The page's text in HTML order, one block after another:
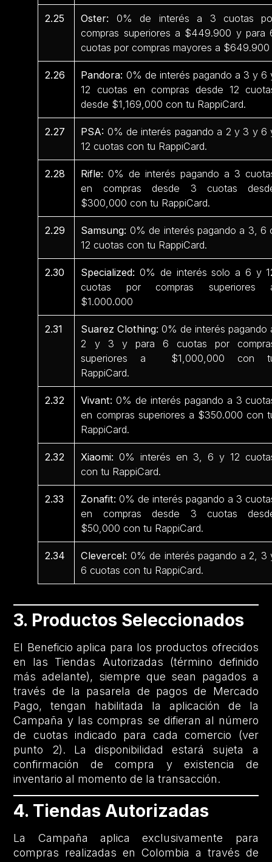
2.25 Oster: 0% de interés a 3 cuotas
compras superiores a $449.900 y para
cuotas por compras mayores a
2.26 Pandora: 0% de interés pagando a 3 y 6
12 cuotas en compras desde 12
desde $1,169,000 con tu RappiCard.
2.27 PSA: 0% de interés pagando a 2 y 3 y 6
12 cuotas con tu RappiCard.
2.28 Rifle:0% de interés pagando a 3
en compras desde 3 cuotas
$300,000 con tu RappiCard.
2.29 Samsung: 0% de interés pagando a 3, 6
12 cuotas con tu RappiCard.
2.30 Specialized:0% de interés solo a 6 y
cuotas por compras superiores
$1.000.000
2.31 Suarez Clothing: 0% de interés pagando
2 y 3 y para 6 cuotas por
superiores a $1,000,000 con
RappiCard.
2.32 Vivant:0% de interés pagando a 3
en compras superiores a $350.000 con
RappiCard.
2.32 Xiaomi: 0% interés en 3, 6 y 12
con tu RappiCard.
2.33 Zonafit:0% de interés pagando a 3
en compras desde 3 cuotas
$50,000 con tu RappiCard.
2.34 Clevercel: 0% de interés pagando a 2, 3
6 cuotas con tu RappiCard.
3. Productos Seleccionados
El Beneficio aplica para los productos ofrecidos
en las Tiendas Autorizadas (término definido
más adelante), siempre que sean pagados a
través de la pasarela de pagos de Mercado
Pago, tengan habilitada la aplicación de la
Campaña y las compras se difieran al número
de cuotas indicado para cada comercio (ver
punto 2). La disponibilidad estará sujeta a
confirmación de compra y existencia de
inventario al momento de la transacción.
4. Tiendas Autorizadas
La Campaña aplica exclusivamente para
compras realizadas en Colombia a través de